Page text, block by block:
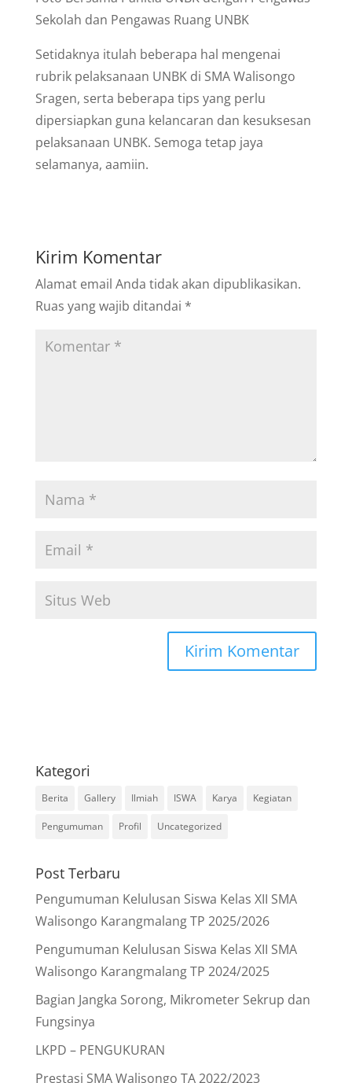
Sekolah dan Pengawas Ruang UNBK
Setidaknya itulah beberapa hal mengenai
rubrik pelaksanaan UNBK di SMA Walisongo
Sragen, serta beberapa tips yang perlu
dipersiapkan guna kelancaran dan kesuksesan
pelaksanaan UNBK. Semoga tetap jaya
selamanya, aamiin.
Kirim Komentar
Alamat email Anda tidak akan dipublikasikan.
Ruas yang wajib ditandai *
Kategori
Berita Gallery Ilmiah ISWA Karya Kegiatan
Pengumuman Profil Uncategorized
Post Terbaru
Pengumuman Kelulusan Siswa Kelas XII SMA
Walisongo Karangmalang TP 2025/2026
Pengumuman Kelulusan Siswa Kelas XII SMA
Walisongo Karangmalang TP 2024/2025
Bagian Jangka Sorong, Mikrometer Sekrup dan
Fungsinya
LKPD – PENGUKURAN
Prestasi SMA Walisongo TA 2022/2023